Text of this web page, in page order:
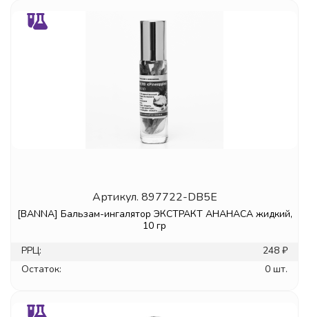
Артикул. 897722-DB5E
[BANNA] Бальзам-ингалятор ЭКСТРАКТ АНАНАСА жидкий,
10 гр
РРЦ:
248 ₽
Остаток:
0 шт.